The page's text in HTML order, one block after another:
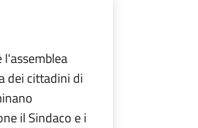
l'assemblea
dei cittadini di
il Sindaco e i